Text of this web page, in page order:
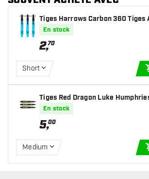
Tiges Harrows Carbon 360 Tiges
a Blue
En stock
2,70
Short
Tiges Red Dragon Luke Humphries
olhand Nitrotech Black Gold
En stock
5,00
Medium